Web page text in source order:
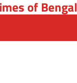
of Bengal